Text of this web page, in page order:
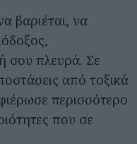
βαριέται, να
σου πλευρά. Σε
από τοξικά
περισσότερο
που σε